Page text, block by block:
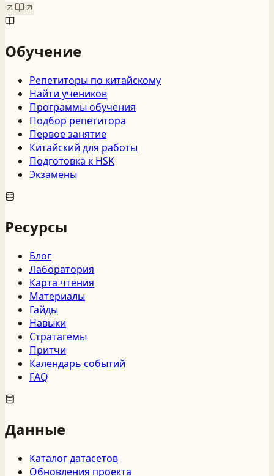
Обучение
Репетиторы по китайскому
Найти учеников
Программы обучения
Подбор репетитора
Первое занятие
Китайский для работы
Подготовка к HSK
Экзамены
Ресурсы
Блог
Лаборатория
Карта чтения
Материалы
Гайды
Навыки
Стратагемы
Притчи
Календарь событий
FAQ
Данные
Каталог датасетов
Обновления проекта